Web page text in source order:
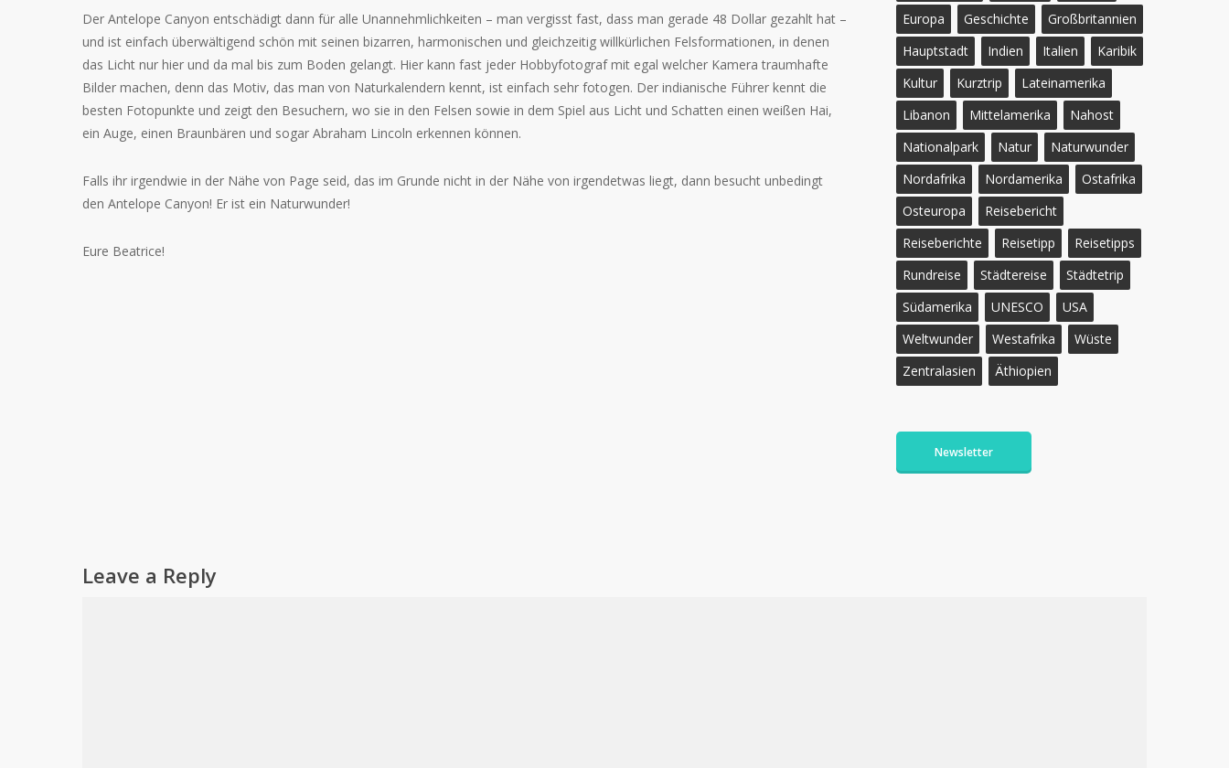
Der Antelope Canyon entschädigt dann für alle Unannehmlichkeiten – man vergisst fast, dass man gerade 48 Dollar gezahlt hat –
und ist einfach überwältigend schön mit seinen bizarren, harmonischen und gleichzeitig willkürlichen Felsformationen, in denen
das Licht nur hier und da mal bis zum Boden gelangt. Hier kann fast jeder Hobbyfotograf mit egal welcher Kamera traumhafte
Bilder machen, denn das Motiv, das man von Naturkalendern kennt, ist einfach sehr fotogen. Der indianische Führer kennt die
besten Fotopunkte und zeigt den Besuchern, wo sie in den Felsen sowie in dem Spiel aus Licht und Schatten einen weißen Hai,
ein Auge, einen Braunbären und sogar Abraham Lincoln erkennen können.
Falls ihr irgendwie in der Nähe von Page seid, das im Grunde nicht in der Nähe von irgendetwas liegt, dann besucht unbedingt
den Antelope Canyon! Er ist ein Naturwunder!
Eure Beatrice!
Europa
Geschichte
Großbritannien
Hauptstadt
Indien Italien
Karibik
Kultur
Kurztrip
Lateinamerika
Libanon
Mittelamerika
Nahost
Nationalpark
Natur
Naturwunder
Nordafrika
Nordamerika
Ostafrika
Osteuropa
Reisebericht
Reiseberichte
Reisetipp
Reisetipps
Rundreise
Städtereise
Städtetrip
Südamerika
UNESCO
USA
Weltwunder
Westafrika
Wüste
Zentralasien
Äthiopien
Newsletter
Leave a Reply